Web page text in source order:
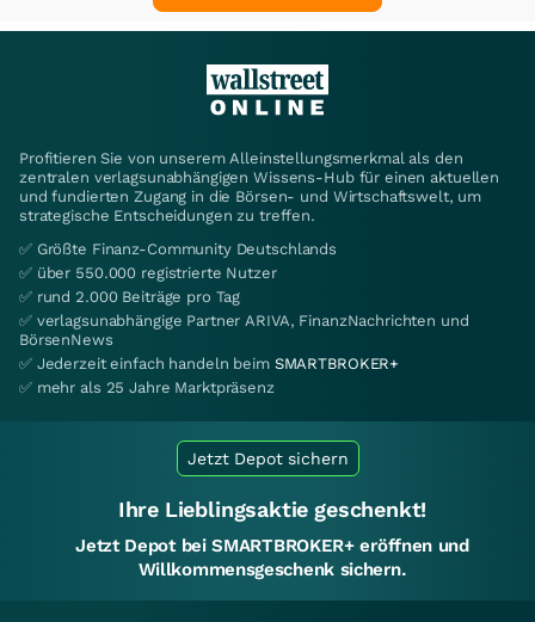
Profitieren Sie von unserem Alleinstellungsmerkmal als den
zentralen verlagsunabhängigen Wissens-Hub für einen aktuellen
und fundierten Zugang in die Börsen- und Wirtschaftswelt, um
strategische Entscheidungen zu treffen.
✅ Größte Finanz-Community Deutschlands
✅ über 550.000 registrierte Nutzer
✅ rund 2.000 Beiträge pro Tag
✅ verlagsunabhängige Partner ARIVA, FinanzNachrichten und
BörsenNews
✅ Jederzeit einfach handeln beim SMARTBROKER+
✅ mehr als 25 Jahre Marktpräsenz
Jetzt Depot sichern
Ihre Lieblingsaktie geschenkt!
Jetzt Depot bei SMARTBROKER+ eröffnen und
Willkommensgeschenk sichern.